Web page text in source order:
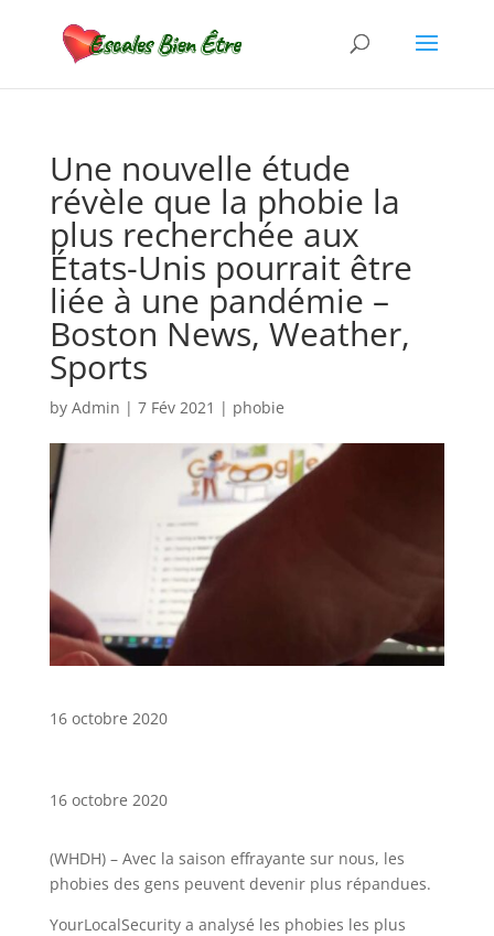
Une nouvelle étude
révèle que la phobie la
plus recherchée aux
États-Unis pourrait être
liée à une pandémie –
Boston News, Weather,
Sports
by Admin | 7 Fév 2021 | phobie
16 octobre 2020
16 octobre 2020
(WHDH) – Avec la saison effrayante sur nous, les
phobies des gens peuvent devenir plus répandues.
YourLocalSecurity a analysé les phobies les plus